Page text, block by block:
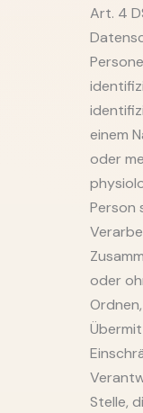
Art. 4
einem
oder
Person
oder
Stelle,